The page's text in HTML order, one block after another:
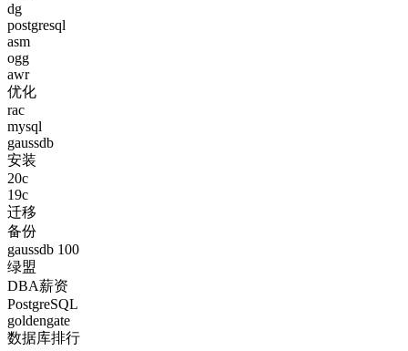
dg
postgresql
asm
ogg
awr
优化
rac
mysql
gaussdb
安装
20c
19c
迁移
备份
gaussdb 100
绿盟
DBA薪资
PostgreSQL
goldengate
数据库排行